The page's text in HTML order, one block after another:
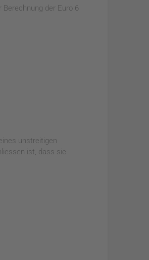
der Euro 6
unstreitigen
ist, dass sie